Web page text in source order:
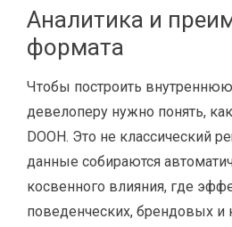
Аналитика и
формата
Чтобы построить внутреннюю
девелоперу нужно понять,
DOOH. Это не классический
данные собираются
косвенного влияния, где
поведенческих, брендовых и